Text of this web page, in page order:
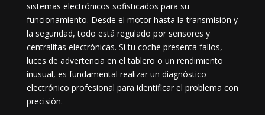
sistemas electrónicos sofisticados para su
funcionamiento. Desde el motor hasta la transmisión y
la seguridad, todo está regulado por sensores y
centralitas electrónicas. Si tu coche presenta fallos,
luces de advertencia en el tablero o un rendimiento
inusual, es fundamental realizar un diagnóstico
electrónico profesional para identificar el problema con
precisión.